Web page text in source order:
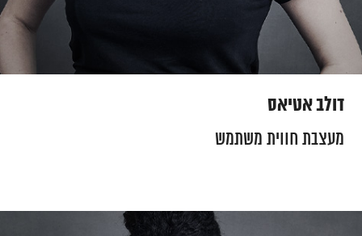
דולב אטיאס
מעצבת חווית משתמש